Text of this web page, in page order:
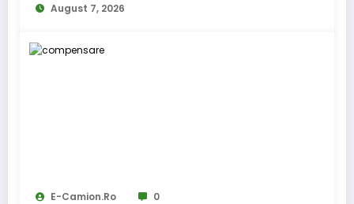
August 7, 2026
E-Camion.ro 0